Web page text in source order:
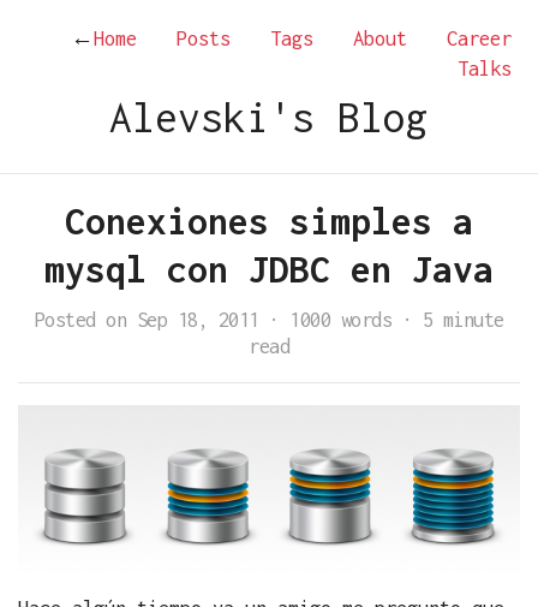
←Home Posts Tags About
Career
Talks
Alevski's Blog
Conexiones simples a
mysql con JDBC en Java
Posted on Sep 18, 2011 · 1000 words · 5 minute
read